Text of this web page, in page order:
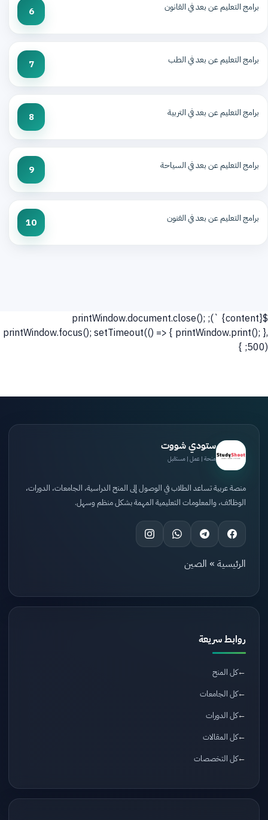
برامج التعليم عن بعد في القانون 6
برامج التعليم عن بعد في الطب 7
برامج التعليم عن بعد في التربية 8
برامج التعليم عن بعد في السياحة 9
برامج التعليم عن بعد في الفنون 10
${content}
`); printWindow.document.close();
printWindow.focus(); setTimeout(() => { printWindow.print(); },
500); }
ستودي شووت
منحة | عمل | مستقبل
منصة عربية تساعد الطلاب في الوصول إلى المنح الدراسية، الجامعات، الدورات،
الوظائف، والمعلومات التعليمية المهمة بشكل منظم وسهل.
الرئيسية » الصين
روابط سريعة
كل المنح
كل الجامعات
كل الدورات
كل المقالات
كل التخصصات